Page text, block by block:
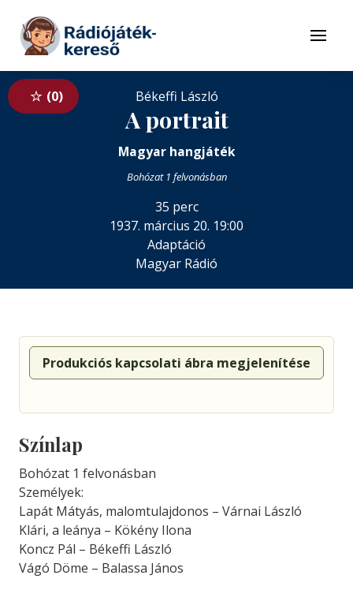
Tovább a tartalomhoz
Menü
0 Békeffi László
A portrait
Magyar hangjáték
Bohózat 1 felvonásban
35 perc
1937. március 20. 19:00
Adaptáció
Magyar Rádió
Produkciós kapcsolati ábra megjelenítése
Színlap
Bohózat 1 felvonásban
Személyek:
Lapát Mátyás, malomtulajdonos – Várnai László
Klári, a leánya – Kökény Ilona
Koncz Pál – Békeffi László
Vágó Döme – Balassa János